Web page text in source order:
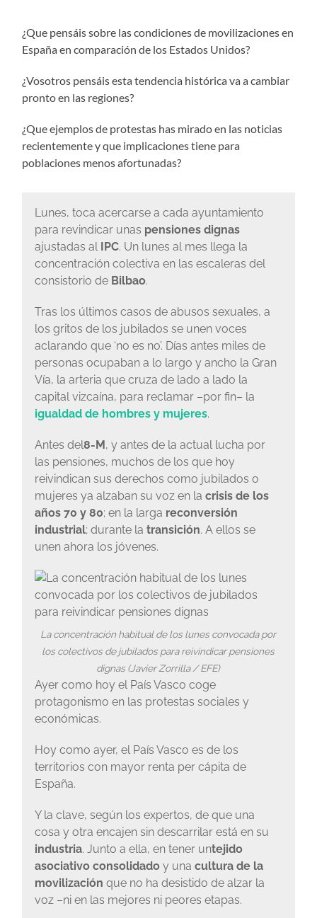
¿Que pensáis sobre las condiciones de movilizaciones en
España en comparación de los Estados Unidos?
¿Vosotros pensáis esta tendencia histórica va a cambiar
pronto en las regiones?
¿Que ejemplos de protestas has mirado en las noticias
recientemente y que implicaciones tiene para
poblaciones menos afortunadas?
Lunes, toca acercarse a cada ayuntamiento
para revindicar unas pensiones dignas
ajustadas al IPC. Un lunes al mes llega la
concentración colectiva en las escaleras del
consistorio de Bilbao.
Tras los últimos casos de abusos sexuales, a
los gritos de los jubilados se unen voces
aclarando que ‘no es no’. Días antes miles de
personas ocupaban a lo largo y ancho la Gran
Vía, la arteria que cruza de lado a lado la
capital vizcaína, para reclamar –por fin– la
igualdad de hombres y mujeres.
Antes del8-M , y antes de la actual lucha por
las pensiones, muchos de los que hoy
reivindican sus derechos como jubilados o
mujeres ya alzaban su voz en la crisis de los
años 70 y 80; en la larga reconversión
industrial; durante la transición. A ellos se
unen ahora los jóvenes.
La concentración habitual de los lunes convocada por
los colectivos de jubilados para reivindicar pensiones
dignas (Javier Zorrilla / EFE)
Ayer como hoy el País Vasco coge
protagonismo en las protestas sociales y
económicas.
Hoy como ayer, el País Vasco es de los
territorios con mayor renta per cápita de
España.
Y la clave, según los expertos, de que una
cosa y otra encajen sin descarrilar está en su
industria. Junto a ella, en tener untejido
asociativo consolidado y una cultura de la
movilización que no ha desistido de alzar la
voz –ni en las mejores ni peores etapas.